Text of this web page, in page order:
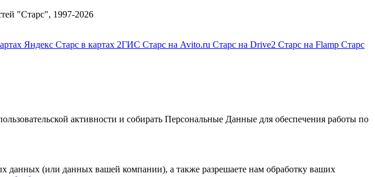
"Старс", 1997-2026
Яндекс Старс в картах 2ГИС Старс на Avito.ru Старс на Drive2 Старс на Flamp Старс
активности и собирать Персональные Данные для обеспечения работы по
данных (или данных вашей компании), а также разрешаете нам обработку ваших